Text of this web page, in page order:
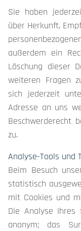
Sie haben
über Herkunft,
außerdem ein
Löschung dieser
weiteren Fragen
sich jederzeit
Adresse an uns
Beschwerderecht
zu.
Analyse-Tools und
Beim Besuch
statistisch
mit Cookies und
Die Analyse
anonym; das